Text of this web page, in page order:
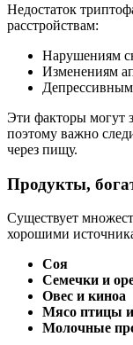
Недостаток
расстройствам:
Нарушениям
Изменениям
Эти факторы могут
поэтому важно
через пищу.
Продукты,
Существует
хорошими
Соя
Семечки и
Овес и киноа
Мясо птицы
Молочные